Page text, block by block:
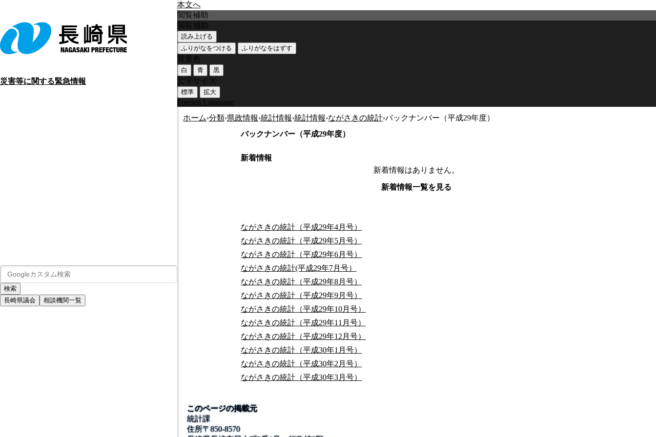
本文へ
災害等に関する緊急情報
長崎県議会 相談機関一覧
閲覧補助
閲覧補助
読み上げる
ふりがなをつける
ふりがなをはずす
背景色
白 青 黒
文字サイズ
標準 拡大
Foreign Language
ホーム›分類›県政情報›統計情報›統計情報›ながさきの統計›バックナンバー（平成29年度）
バックナンバー（平成29年度）
新着情報
新着情報はありません。
新着情報一覧を見る
ながさきの統計（平成29年4月号）
ながさきの統計（平成29年5月号）
ながさきの統計（平成29年6月号）
ながさきの統計(平成29年7月号）
ながさきの統計（平成29年8月号）
ながさきの統計（平成29年9月号）
ながさきの統計（平成29年10月号）
ながさきの統計（平成29年11月号）
ながさきの統計（平成29年12月号）
ながさきの統計（平成30年1月号）
ながさきの統計（平成30年2月号）
ながさきの統計（平成30年3月号）
このページの掲載元
統計課
住所〒850-8570